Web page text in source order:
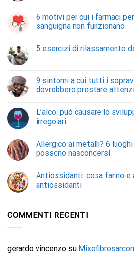
6 motivi per cui i farmaci
sanguigna non funzionano
5 esercizi di rilassamento
9 sintomi a cui tutti i
dovrebbero prestare
L’alcol può causare lo
irregolari
Allergico ai metalli? 6
possono nascondersi
Antiossidanti: cosa fanno e
antiossidanti
COMMENTI RECENTI
gerardo vincenzo su